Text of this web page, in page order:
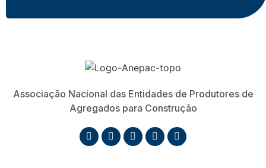
Associação Nacional das Entidades de Produtores de
Agregados para Construção